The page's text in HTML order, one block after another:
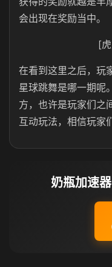
会出现在奖励当中。
[
在看到这里之后，玩
星球跳舞是哪一期呢
方，也许是玩家们之
互动玩法，相信玩家
奶瓶加速